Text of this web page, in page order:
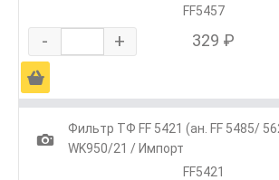
FF5457
- + 329 ₽
Ä
1
Фильтр ТФ FF 5421 (ан. FF 5485/
WK950/21 / Импорт
FF5421